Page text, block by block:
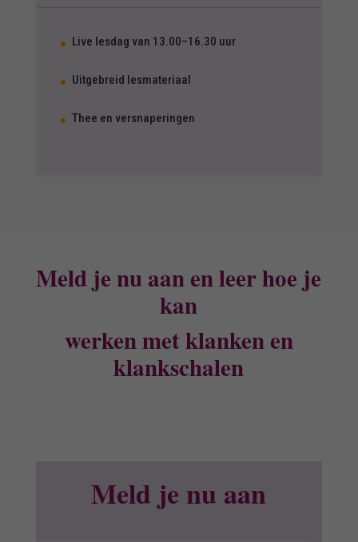
Live lesdag van 13.00–16.30 uur
Uitgebreid lesmateriaal
Thee en versnaperingen
Meld je nu aan enleer hoe je
kan
werken met klanken en
klankschalen
Meld je nu aan